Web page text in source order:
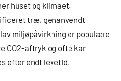
huset og klimaet.
træ, genanvendt
miljøpåvirkning er populære
CO2-aftryk og ofte kan
efter endt levetid.